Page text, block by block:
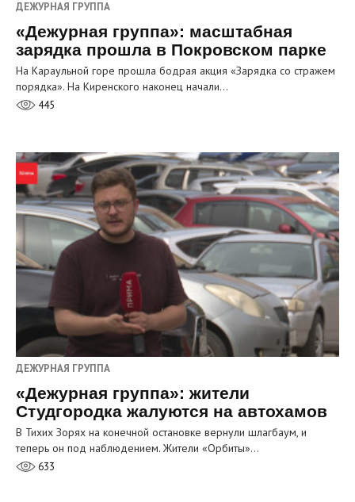
ДЕЖУРНАЯ ГРУППА
«Дежурная группа»: масштабная
зарядка прошла в Покровском парке
На Караульной горе прошла бодрая акция «Зарядка со стражем
порядка». На Киренского наконец начали…
445
ДЕЖУРНАЯ ГРУППА
«Дежурная группа»: жители
Студгородка жалуются на автохамов
В Тихих Зорях на конечной остановке вернули шлагбаум, и
теперь он под наблюдением. Жители «Орбиты»…
633